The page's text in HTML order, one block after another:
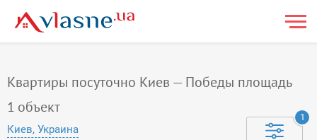
Квартиры посуточно Киев — Победы площадь
1 объект
Киев, Украина
1